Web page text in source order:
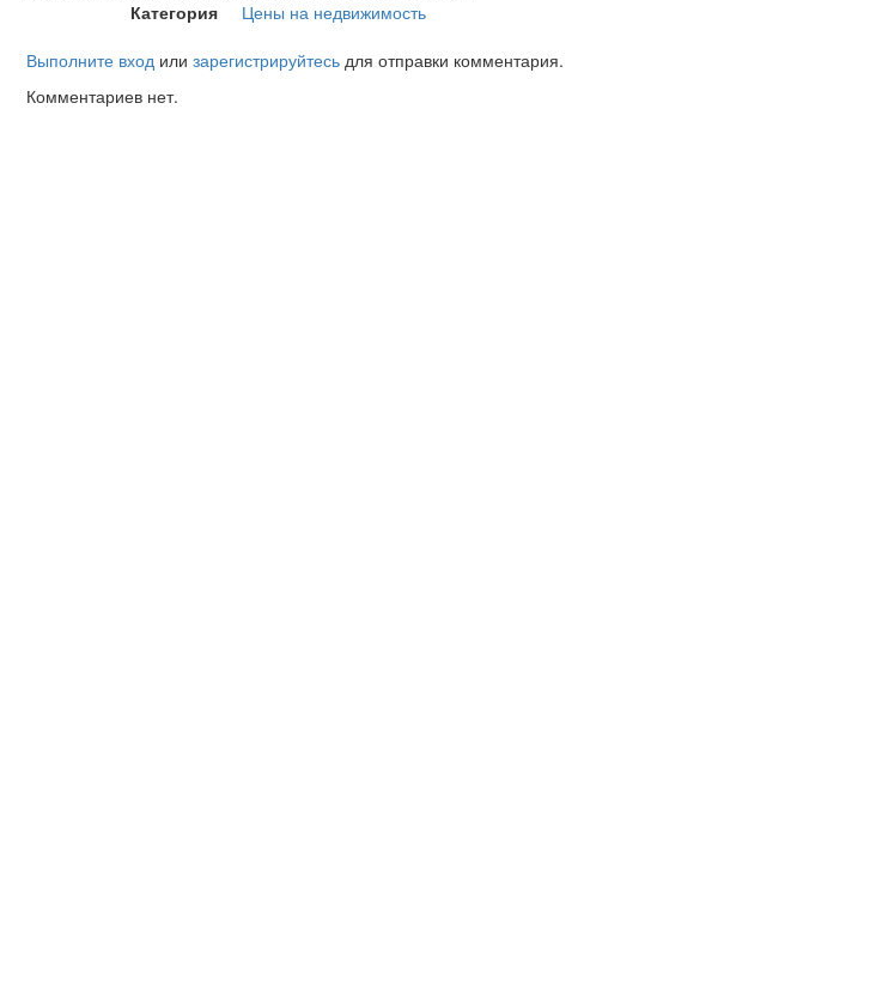
Категория
Цены на недвижимость
Выполните вход или зарегистрируйтесь для отправки комментария.
Комментариев нет.